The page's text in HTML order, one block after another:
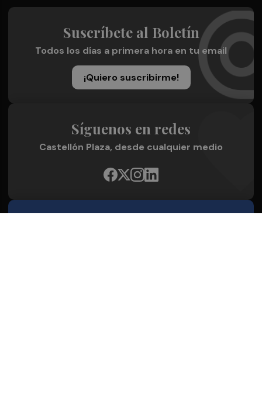
Suscríbete al Boletín
Todos los días a primera hora en tu email
¡Quiero suscribirme!
Síguenos en redes
Castellón Plaza, desde cualquier medio